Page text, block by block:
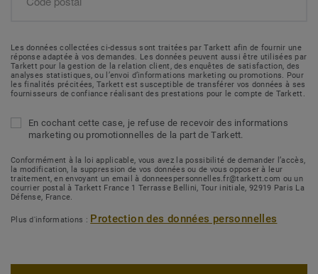
Les données collectées ci-dessus sont traitées par Tarkett afin de fournir une
réponse adaptée à vos demandes. Les données peuvent aussi être utilisées par
Tarkett pour la gestion de la relation client, des enquêtes de satisfaction, des
analyses statistiques, ou l’envoi d’informations marketing ou promotions. Pour
les finalités précitées, Tarkett est susceptible de transférer vos données à ses
fournisseurs de confiance réalisant des prestations pour le compte de Tarkett.
En cochant cette case, je refuse de recevoir des informations
marketing ou promotionnelles de la part de Tarkett.
Conformément à la loi applicable, vous avez la possibilité de demander l’accès,
la modification, la suppression de vos données ou de vous opposer à leur
traitement, en envoyant un email à donneespersonnelles.fr@tarkett.com ou un
courrier postal à Tarkett France 1 Terrasse Bellini, Tour initiale, 92919 Paris La
Défense, France.
Plus d'informations : Protection des données personnelles